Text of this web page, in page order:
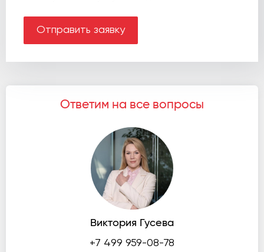
Отправить заявку
Ответим на все вопросы
Виктория Гусева
+7 499 959-08-78